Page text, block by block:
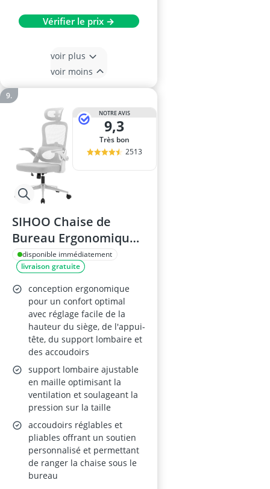
Vérifier le prix →
voir plus
voir moins
NOTRE AVIS
9,3
Très bon
2513
SIHOO Chaise de
Bureau Ergonomique
M102C
disponible immédiatement
livraison gratuite
conception ergonomique
pour un confort optimal
avec réglage facile de la
hauteur du siège, de l'appui-
tête, du support lombaire et
des accoudoirs
support lombaire ajustable
en maille optimisant la
ventilation et soulageant la
pression sur la taille
accoudoirs réglables et
pliables offrant un soutien
personnalisé et permettant
de ranger la chaise sous le
bureau